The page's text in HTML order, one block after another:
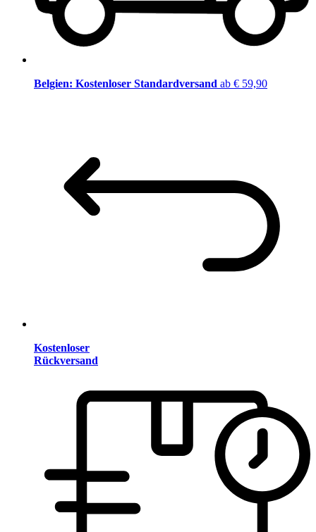
Belgien: Kostenloser Standardversand ab € 59,90
Kostenloser
Rückversand